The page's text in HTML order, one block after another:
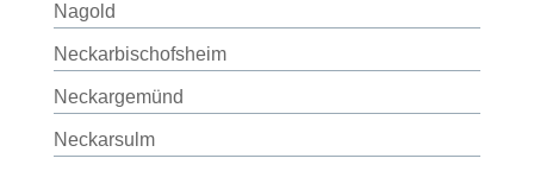
Nagold
Neckarbischofsheim
Neckargemünd
Neckarsulm